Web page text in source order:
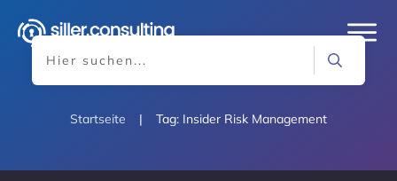
Startseite | Tag: Insider Risk Management